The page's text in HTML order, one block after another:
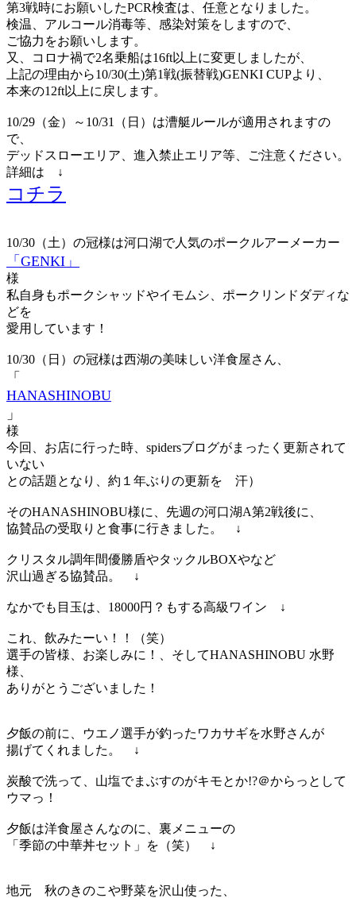
第3戦時にお願いしたPCR検査は、任意となりました。
検温、アルコール消毒等、感染対策をしますので、
ご協力をお願いします。
又、コロナ禍で2名乗船は16ft以上に変更しましたが、
上記の理由から10/30(土)第1戦(振替戦)GENKI CUPより、
本来の12ft以上に戻します。
10/29（金）～10/31（日）は漕艇ルールが適用されますの
で、
デッドスローエリア、進入禁止エリア等、ご注意ください。
詳細は ↓
コチラ
10/30（土）の冠様は河口湖で人気のポークルアーメーカー
「GENKI」
様
私自身もポークシャッドやイモムシ、ポークリンドダディな
どを
愛用しています！
10/30（日）の冠様は西湖の美味しい洋食屋さん、
「
HANASHINOBU
」
様
今回、お店に行った時、spidersブログがまったく更新されて
いない
との話題となり、約１年ぶりの更新を 汗）
そのHANASHINOBU様に、先週の河口湖A第2戦後に、
協賛品の受取りと食事に行きました。 ↓
クリスタル調年間優勝盾やタックルBOXやなど
沢山過ぎる協賛品。 ↓
なかでも目玉は、18000円？もする高級ワイン ↓
これ、飲みたーい！！（笑）
選手の皆様、お楽しみに！、そしてHANASHINOBU 水野
様、
ありがとうございました！
夕飯の前に、ウエノ選手が釣ったワカサギを水野さんが
揚げてくれました。 ↓
炭酸で洗って、山塩でまぶすのがキモとか!?＠からっとして
ウマっ！
夕飯は洋食屋さんなのに、裏メニューの
「季節の中華丼セット」を（笑） ↓
地元 秋のきのこや野菜を沢山使った、